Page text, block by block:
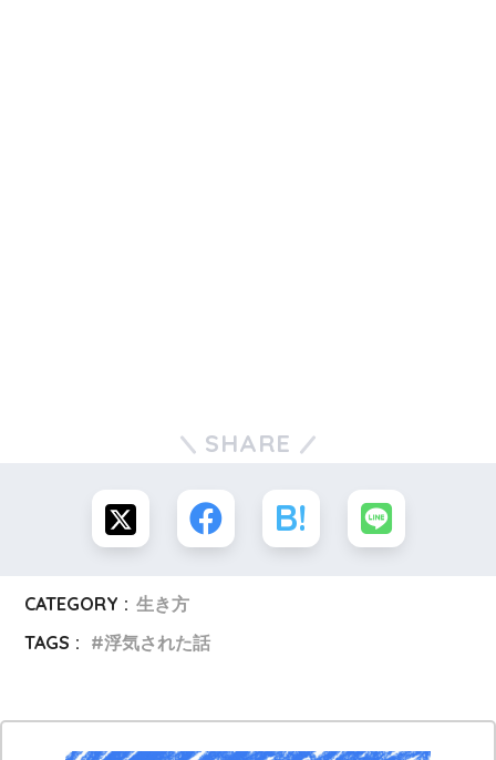
SHARE
CATEGORY : 生き方
TAGS :
浮気された話